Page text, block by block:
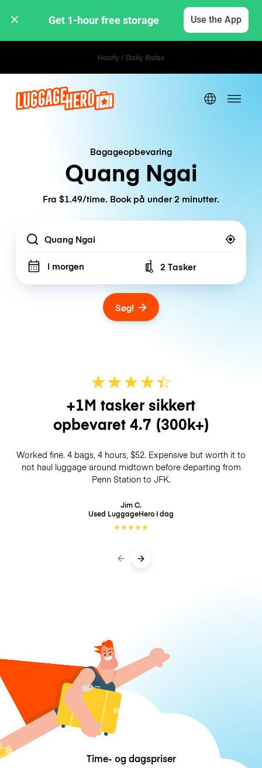
Get 1-hour free storage Use the App
Hourly / Daily Rates
Bagageopbevaring
Quang Ngai
Fra $1.49/time. Book på under 2 minutter.
Location
I morgen Number of bags
2 Tasker
Søg!
★★★★☆
★
+1M tasker sikkert
opbevaret 4.7 (300k+)
Worked fine. 4 bags, 4 hours, $52. Expensive but worth it to
not haul luggage around midtown before departing from
Penn Station to JFK.
Jim C.
Used LuggageHero I dag
★★★★★
Time- og dagspriser